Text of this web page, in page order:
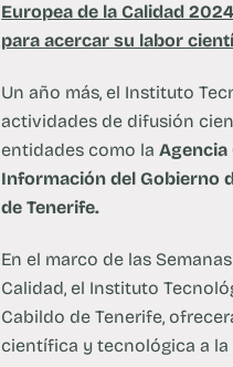
Europea de la Calidad
para acercar su labor
Un año más, el Instituto
actividades de difusión
entidades como laAgencia
Información del Gobierno
de Tenerife.
En el marco de las
Calidad, el Instituto
Cabildo de Tenerife,
científica y tecnológica a la